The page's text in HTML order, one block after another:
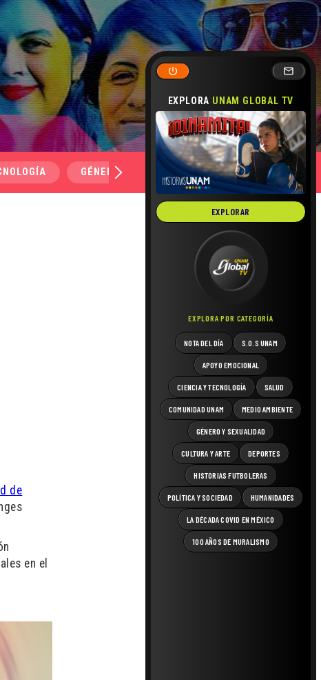
EXPLORA UNAM GLOBAL TV
EXPLORAR
EXPLORA POR CATEGORÍA
NOTA DEL DÍA S.O.S UNAM
APOYO EMOCIONAL
CIENCIA Y TECNOLOGÍA SALUD
COMUNIDAD UNAM MEDIO AMBIENTE
GÉNERO Y SEXUALIDAD
CULTURA Y ARTE DEPORTES
HISTORIAS FUTBOLERAS
POLÍTICA Y SOCIEDAD HUMANIDADES
LA DÉCADA COVID EN MÉXICO
100 AÑOS DE MURALISMO
GÉNERO Y SEXUALIDAD SALUD
de
en el